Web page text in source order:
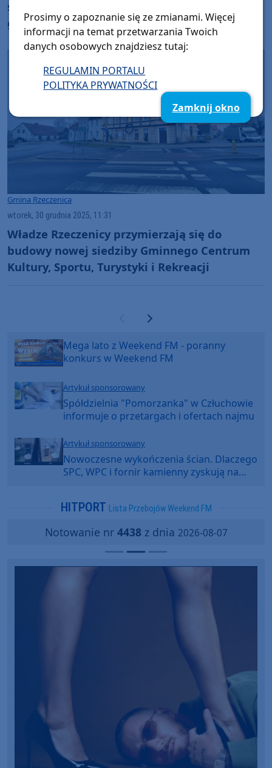
spódnica. Jest projekt stroju regionalnego dla
gminy Rzeczenica
Gmina Rzeczenica
wtorek, 30 grudnia 2025, 11:31
Władze Rzeczenicy przymierzają się do
budowy nowej siedziby Gminnego Centrum
Kultury, Sportu, Turystyki i Rekreacji
Poprzednia strona
Następna strona
Mega lato z Weekend FM - poranny
konkurs w Weekend FM
Artykuł sponsorowany
Spółdzielnia "Pomorzanka" w Człuchowie
informuje o przetargach i ofertach najmu
Artykuł sponsorowany
Nowoczesne wykończenia ścian. Dlaczego
SPC, WPC i fornir kamienny zyskują na
HITPORT Lista Przebojów Weekend FM
Notowanie nr 4438z dnia 2026-08-07
Prosimy o zapoznanie się ze zmianami. Więcej
informacji na temat przetwarzania Twoich
danych osobowych znajdziesz tutaj:
REGULAMIN PORTALU
POLITYKA PRYWATNOŚCI
Zamknij okno